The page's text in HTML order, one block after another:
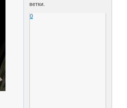
ветки.
0